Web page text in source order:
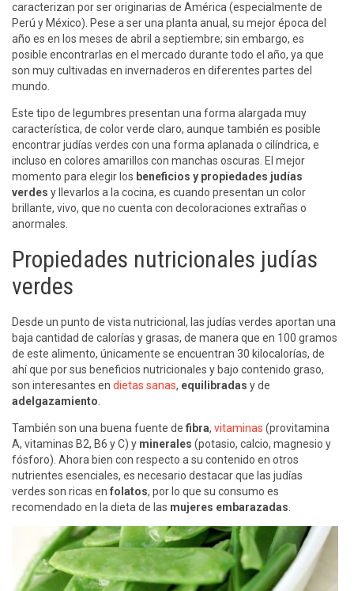
caracterizan por ser originarias de América (especialmente de
Perú y México). Pese a ser una planta anual, su mejor época del
año es en los meses de abril a septiembre; sin embargo, es
posible encontrarlas en el mercado durante todo el año, ya que
son muy cultivadas en invernaderos en diferentes partes del
mundo.
Este tipo de legumbres presentan una forma alargada muy
característica, de color verde claro, aunque también es posible
encontrar judías verdes con una forma aplanada o cilíndrica, e
incluso en colores amarillos con manchas oscuras. El mejor
momento para elegir los beneficios y propiedades judías
verdes y llevarlos a la cocina, es cuando presentan un color
brillante, vivo, que no cuenta con decoloraciones extrañas o
anormales.
Propiedades nutricionales judías
verdes
Desde un punto de vista nutricional, las judías verdes aportan una
baja cantidad de calorías y grasas, de manera que en 100 gramos
de este alimento, únicamente se encuentran 30 kilocalorías, de
ahí que por sus beneficios nutricionales y bajo contenido graso,
son interesantes en dietas sanas, equilibradas y de
adelgazamiento.
También son una buena fuente de fibra, vitaminas (provitamina
A, vitaminas B2, B6 y C) y minerales (potasio, calcio, magnesio y
fósforo). Ahora bien con respecto a su contenido en otros
nutrientes esenciales, es necesario destacar que las judías
verdes son ricas en folatos, por lo que su consumo es
recomendado en la dieta de las mujeres embarazadas.